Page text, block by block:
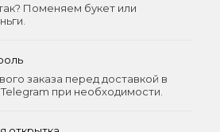
Поменяем букет или
заказа перед доставкой в
при необходимости.